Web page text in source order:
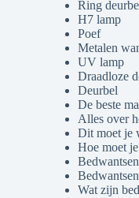
Ring
H7 lamp
Poef
Metalen
UV lamp
Draadloze
Deurbel
De beste
Alles over
Dit moet je
Hoe moet
Bedwantsen
Wat zijn